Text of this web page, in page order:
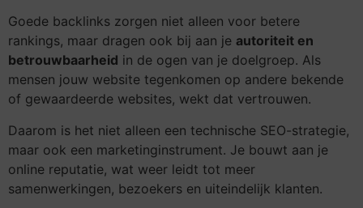
Goede backlinks zorgen niet alleen voor betere
rankings, maar dragen ook bij aan je autoriteit en
betrouwbaarheid in de ogen van je doelgroep. Als
mensen jouw website tegenkomen op andere bekende
of gewaardeerde websites, wekt dat vertrouwen.
Daarom is het niet alleen een technische SEO-strategie,
maar ook een marketinginstrument. Je bouwt aan je
online reputatie, wat weer leidt tot meer
samenwerkingen, bezoekers en uiteindelijk klanten.